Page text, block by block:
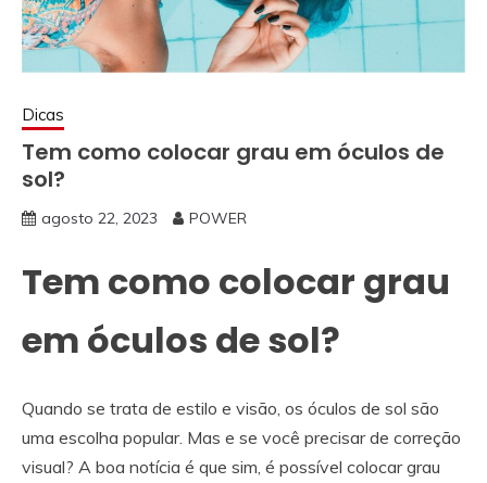
Dicas
Tem como colocar grau em óculos de
sol?
agosto 22, 2023 POWER
Tem como colocar grau
em óculos de sol?
Quando se trata de estilo e visão, os óculos de sol são
uma escolha popular. Mas e se você precisar de correção
visual? A boa notícia é que sim, é possível colocar grau